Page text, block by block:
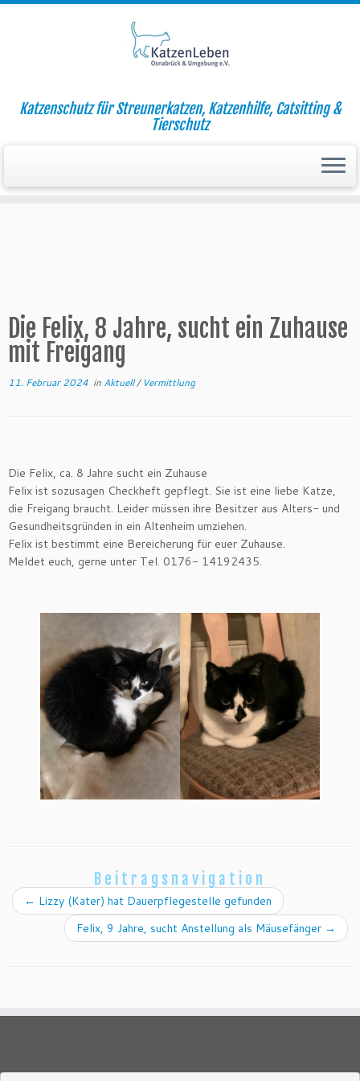
InhaltKatzenschutz für Streunerkatzen, Katzenhilfe, Catsitting &
Tierschutz
Startseite » Aktuell » Die Felix, 8 Jahre, sucht ein Zuhause mit
Die Felix, 8 Jahre, sucht ein Zuhause
mit Freigang
11. Februar 2024 in Aktuell/ Vermittlung
Die Felix, ca. 8 Jahre sucht ein Zuhause
Felix ist sozusagen Checkheft gepflegt. Sie ist eine liebe Katze,
die Freigang braucht. Leider müssen ihre Besitzer aus Alters- und
Gesundheitsgründen in ein Altenheim umziehen.
Felix ist bestimmt eine Bereicherung für euer Zuhause.
Meldet euch, gerne unter Tel. 0176- 14192435.
Beitragsnavigation
← Lizzy (Kater) hat Dauerpflegestelle gefunden
Felix, 9 Jahre, sucht Anstellung als Mäusefänger →